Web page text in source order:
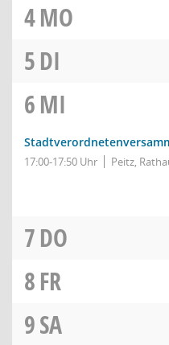
4MO
5DI
6MI
17:00-17:50 Uhr Peitz,
7DO
8FR
9SA